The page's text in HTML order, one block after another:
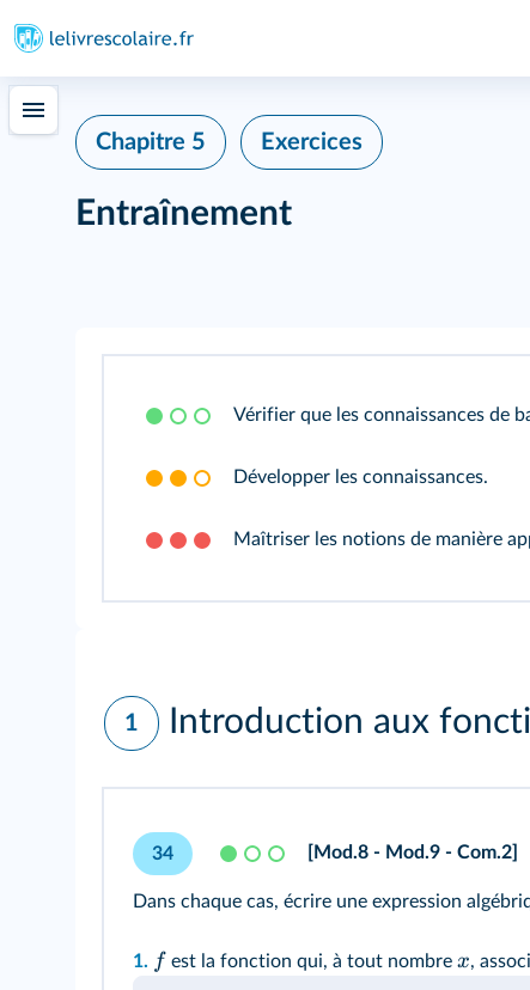
Chapitre 5 Exercices
Entraînement
Vérifier que les connaissances de
Développer les connaissances.
Maîtriser les notions de manière
1 Introduction aux
34 [Mod.8 - Mod.9 - Com.2]
Dans chaque cas, écrire une expression
1. f est la fonction qui, à tout nombrex,